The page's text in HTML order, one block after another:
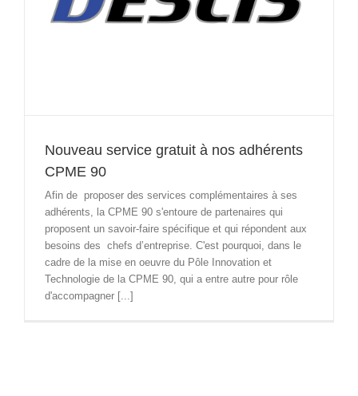
Nouveau service gratuit à nos adhérents
CPME 90
Afin de proposer des services complémentaires à ses
adhérents, la CPME 90 s'entoure de partenaires qui
proposent un savoir-faire spécifique et qui répondent aux
besoins des chefs d’entreprise. C'est pourquoi, dans le
cadre de la mise en oeuvre du Pôle Innovation et
Technologie de la CPME 90, qui a entre autre pour rôle
d'accompagner [...]